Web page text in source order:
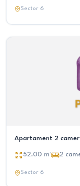
Sector 6
Apartament 2
52.00 m² 2
Sector 6